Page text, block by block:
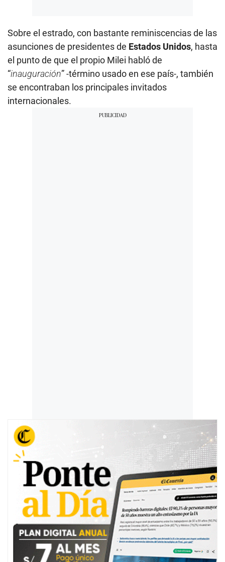
Sobre el estrado, con bastante reminiscencias de las
asunciones de presidentes de Estados Unidos, hasta
el punto de que el propio Milei habló de
“inauguración” -término usado en ese país-, también
se encontraban los principales invitados
internacionales.